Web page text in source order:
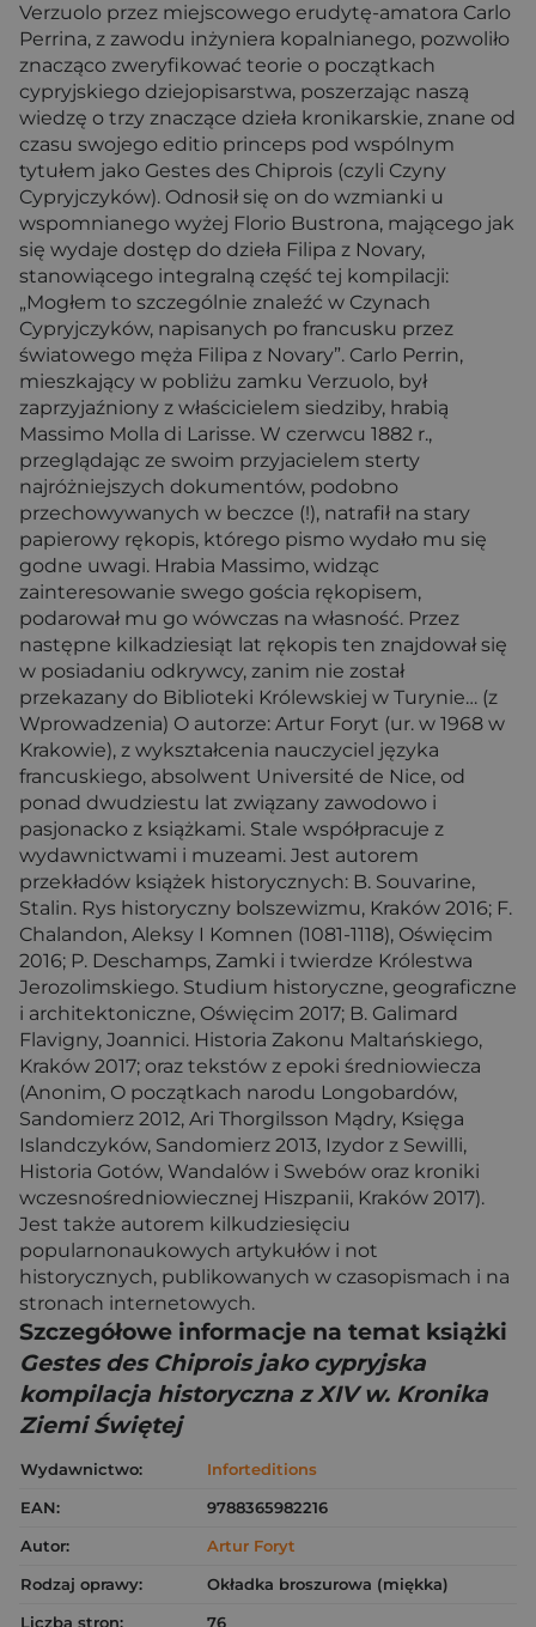
Verzuolo przez miejscowego erudytę-amatora Carlo
Perrina, z zawodu inżyniera kopalnianego, pozwoliło
znacząco zweryfikować teorie o początkach
cypryjskiego dziejopisarstwa, poszerzając naszą
wiedzę o trzy znaczące dzieła kronikarskie, znane od
czasu swojego editio princeps pod wspólnym
tytułem jako Gestes des Chiprois (czyli Czyny
Cypryjczyków). Odnosił się on do wzmianki u
wspomnianego wyżej Florio Bustrona, mającego jak
się wydaje dostęp do dzieła Filipa z Novary,
stanowiącego integralną część tej kompilacji:
„Mogłem to szczególnie znaleźć w Czynach
Cypryjczyków, napisanych po francusku przez
światowego męża Filipa z Novary”. Carlo Perrin,
mieszkający w pobliżu zamku Verzuolo, był
zaprzyjaźniony z właścicielem siedziby, hrabią
Massimo Molla di Larisse. W czerwcu 1882 r.,
przeglądając ze swoim przyjacielem sterty
najróżniejszych dokumentów, podobno
przechowywanych w beczce (!), natrafił na stary
papierowy rękopis, którego pismo wydało mu się
godne uwagi. Hrabia Massimo, widząc
zainteresowanie swego gościa rękopisem,
podarował mu go wówczas na własność. Przez
następne kilkadziesiąt lat rękopis ten znajdował się
w posiadaniu odkrywcy, zanim nie został
przekazany do Biblioteki Królewskiej w Turynie… (z
Wprowadzenia) O autorze: Artur Foryt (ur. w 1968 w
Krakowie), z wykształcenia nauczyciel języka
francuskiego, absolwent Université de Nice, od
ponad dwudziestu lat związany zawodowo i
pasjonacko z książkami. Stale współpracuje z
wydawnictwami i muzeami. Jest autorem
przekładów książek historycznych: B. Souvarine,
Stalin. Rys historyczny bolszewizmu, Kraków 2016; F.
Chalandon, Aleksy I Komnen (1081-1118), Oświęcim
2016; P. Deschamps, Zamki i twierdze Królestwa
Jerozolimskiego. Studium historyczne, geograficzne
i architektoniczne, Oświęcim 2017; B. Galimard
Flavigny, Joannici. Historia Zakonu Maltańskiego,
Kraków 2017; oraz tekstów z epoki średniowiecza
(Anonim, O początkach narodu Longobardów,
Sandomierz 2012, Ari Thorgilsson Mądry, Księga
Islandczyków, Sandomierz 2013, Izydor z Sewilli,
Historia Gotów, Wandalów i Swebów oraz kroniki
wczesnośredniowiecznej Hiszpanii, Kraków 2017).
Jest także autorem kilkudziesięciu
popularnonaukowych artykułów i not
historycznych, publikowanych w czasopismach i na
stronach internetowych.
Szczegółowe informacje na temat książki
Gestes des Chiprois jako cypryjska
kompilacja historyczna z XIV w. Kronika
Ziemi Świętej
Wydawnictwo:
Inforteditions
EAN:
9788365982216
Autor:
Artur Foryt
Rodzaj oprawy:
Okładka broszurowa (miękka)
Liczba stron:
76